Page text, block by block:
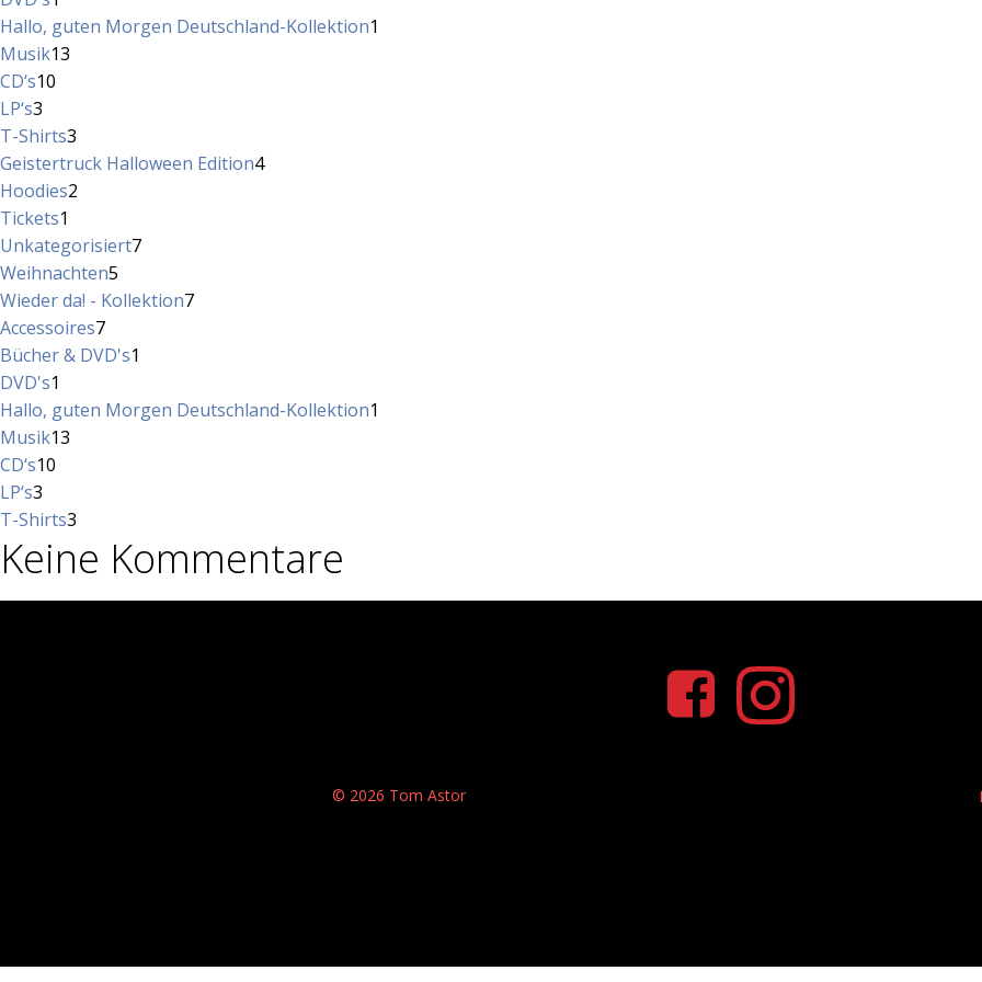
Produkt
Hallo, guten Morgen Deutschland-Kollektion1
Musik13
CD‘s10
LP‘s3
Produkte
T-Shirts3
Produkte
Geistertruck Halloween Edition44
Hoodies2
Tickets1
Produkt
Unkategorisiert77
Weihnachten5
Produkte
Wieder da! - Kollektion77
Accessoires77
Produkte
Bücher & DVD's1
DVD's1
Produkt
Hallo, guten Morgen Deutschland-Kollektion1
Musik13
CD‘s10
LP‘s3
Produkte
T-Shirts3
Produkte
Keine Kommentare
© 2026 Tom Astor